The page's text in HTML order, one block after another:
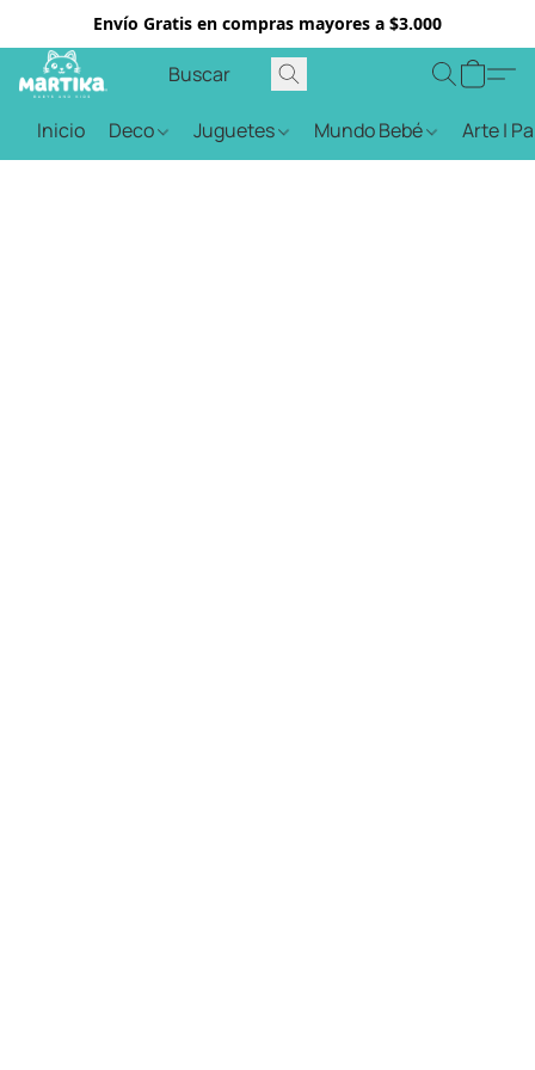
Envío Gratis en compras mayores a $3.000
Inicio Deco Juguetes Mundo Bebé Arte |